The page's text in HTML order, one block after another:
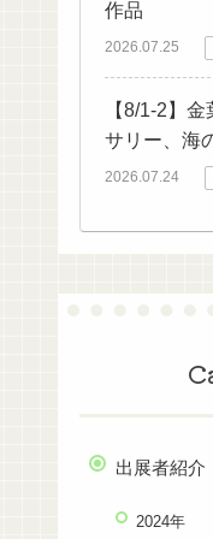
作品
2026.07.25
【8/1-2】
サリー、海
2026.07.24
出展者紹介
2024年